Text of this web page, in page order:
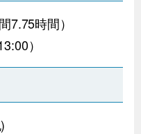
7.75時間）
）